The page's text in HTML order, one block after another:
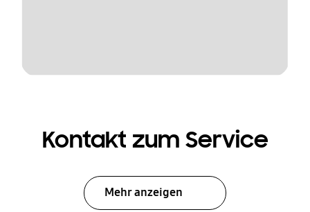
Kontakt zum Service
Mehr anzeigen